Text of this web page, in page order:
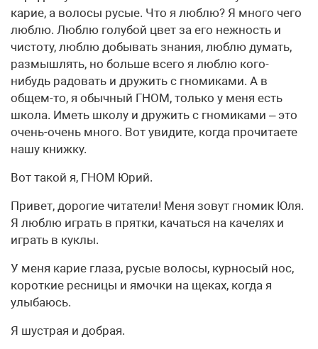
карие, а волосы русые. Что я люблю? Я много чего
люблю. Люблю голубой цвет за его нежность и
чистоту, люблю добывать знания, люблю думать,
размышлять, но больше всего я люблю кого-
нибудь радовать и дружить с гномиками. А в
общем-то, я обычный ГНОМ, только у меня есть
школа. Иметь школу и дружить с гномиками – это
очень-очень много. Вот увидите, когда прочитаете
нашу книжку.
Вот такой я, ГНОМ Юрий.
Привет, дорогие читатели! Меня зовут гномик Юля.
Я люблю играть в прятки, качаться на качелях и
играть в куклы.
У меня карие глаза, русые волосы, курносый нос,
короткие ресницы и ямочки на щеках, когда я
улыбаюсь.
Я шустрая и добрая.